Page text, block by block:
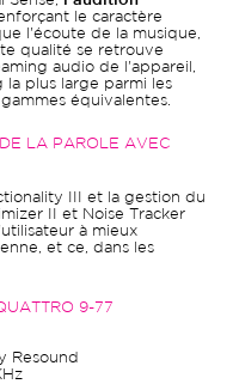
le caractère
l'écoute de la musique,
qualité se retrouve
audio de l'appareil,
la plus large parmi les
équivalentes.
LA PAROLE AVEC
III et la gestion du
II et Noise Tracker
à mieux
et ce, dans les
9-77
Resound